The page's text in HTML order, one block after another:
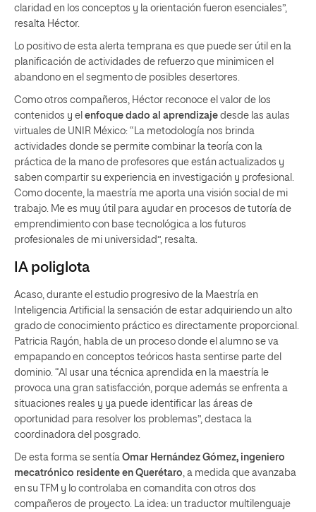
claridad en los conceptos y la orientación fueron esenciales”,
resalta Héctor.
Lo positivo de esta alerta temprana es que puede ser útil en la
planificación de actividades de refuerzo que minimicen el
abandono en el segmento de posibles desertores.
Como otros compañeros, Héctor reconoce el valor de los
contenidos y el enfoque dado al aprendizaje desde las aulas
virtuales de UNIR México: “La metodología nos brinda
actividades donde se permite combinar la teoría con la
práctica de la mano de profesores que están actualizados y
saben compartir su experiencia en investigación y profesional.
Como docente, la maestría me aporta una visión social de mi
trabajo. Me es muy útil para ayudar en procesos de tutoría de
emprendimiento con base tecnológica a los futuros
profesionales de mi universidad”, resalta.
IA poliglota
Acaso, durante el estudio progresivo de la Maestría en
Inteligencia Artificial la sensación de estar adquiriendo un alto
grado de conocimiento práctico es directamente proporcional.
Patricia Rayón, habla de un proceso donde el alumno se va
empapando en conceptos teóricos hasta sentirse parte del
dominio. “Al usar una técnica aprendida en la maestría le
provoca una gran satisfacción, porque además se enfrenta a
situaciones reales y ya puede identificar las áreas de
oportunidad para resolver los problemas”, destaca la
coordinadora del posgrado.
De esta forma se sentía Omar Hernández Gómez, ingeniero
mecatrónico residente en Querétaro , a medida que avanzaba
en su TFM y lo controlaba en comandita con otros dos
compañeros de proyecto. La idea: un traductor multilenguaje